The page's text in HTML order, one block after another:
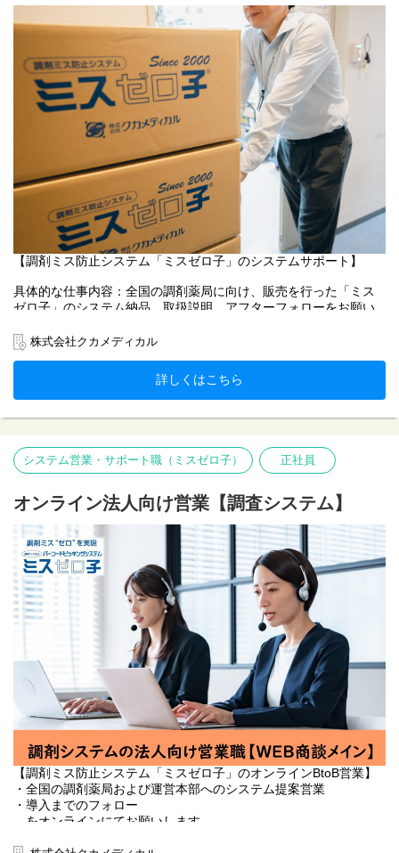
【調剤ミス防止システム「ミスゼロ子」のシステムサポート】
具体的な仕事内容：全国の調剤薬局に向け、販売を行った「ミス
ゼロ子」のシステム納品、取扱説明、アフターフォローをお願い
サポート業務は、顧客向けサービスの運用に携わるため、正確か
システム担当者として、コンピューターシステムの設定、トラブ
ル対応等をお願いします。
＊「ミスゼロ子」とは…調剤薬局に欠かせないシステムです。調
剤ミス防止システムのパイオニアとして、業界では圧倒的な知名
度・シェアを誇り、全国47都道府県の調剤調剤薬局で導入されて
います。
株式会社クカメディカル
詳しくはこちら
システム営業・サポート職（ミスゼロ子） 正社員
オンライン法人向け営業【調査システム】
【調剤ミス防止システム「ミスゼロ子」のオンラインBtoB営業】
・全国の調剤薬局および運営本部へのシステム提案営業
・導入までのフォロー
をオンラインにてお願いします。